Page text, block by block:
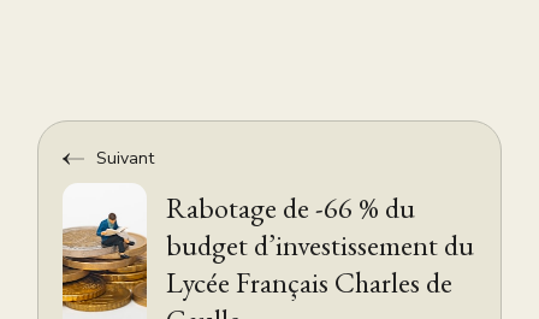
Suivant
Rabotage de -66 % du
budget d’investissement du
Lycée Français Charles de